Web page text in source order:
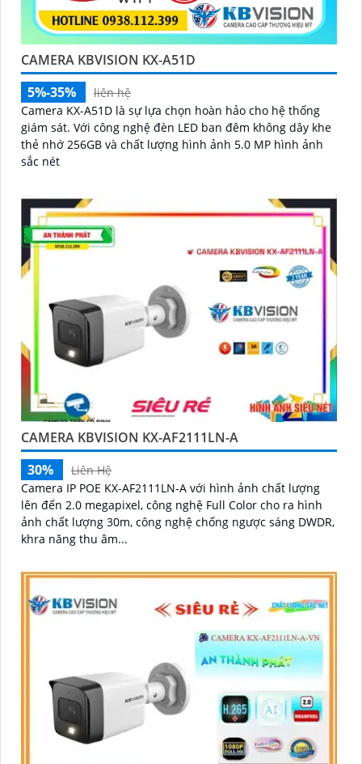
CAMERA KBVISION KX-A51D
5%-35%
liên hệ
Camera KX-A51D là sự lựa chọn hoàn hảo cho hệ thống
giám sát. Với công nghệ đèn LED ban đêm không dây khe
thẻ nhớ 256GB và chất lượng hình ảnh 5.0 MP hình ảnh
sắc nét
CAMERA KBVISION KX-AF2111LN-A
30%
Liên Hệ
Camera IP POE KX-AF2111LN-A với hình ảnh chất lượng
lên đến 2.0 megapixel, công nghệ Full Color cho ra hình
ảnh chất lượng 30m, công nghệ chống ngược sáng DWDR,
khra năng thu âm...